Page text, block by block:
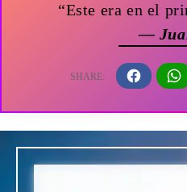
“Este era en el
—